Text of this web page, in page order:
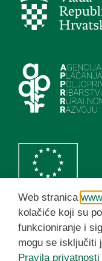
HAPIH
Web stranica
kolačiće koji su
funkcioniranje i
mogu se isključiti
Pravila